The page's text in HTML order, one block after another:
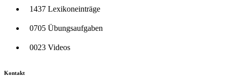
1437 Lexikoneinträge
0705 Übungsaufgaben
0023 Videos
Kontakt